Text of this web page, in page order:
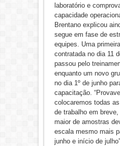
laboratório e
capacidade
Brentano explicou
segue em fase de
equipes. Uma
contratada no dia 11
passou pelo
enquanto um novo
no dia 1º de junho
capacitação.
colocaremos todas
de trabalho em
maior de amostras
escala mesmo mais
junho e início de